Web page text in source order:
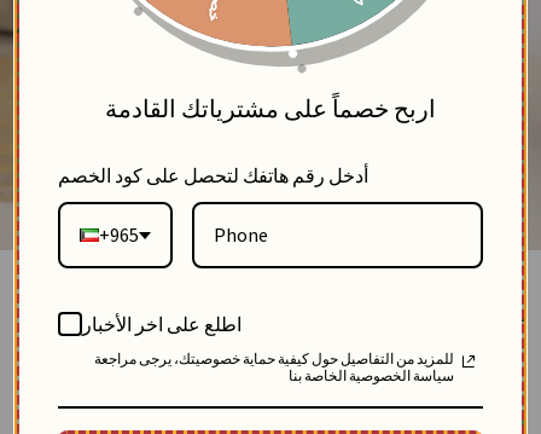
جاكيت من الكريب الفاخر-اسود-4
0
SKU: 12606-black-4
اربح خصماً على مشترياتك القادمة
أدخل رقم هاتفك لتحصل على كود الخصم
+965
اطلع على اخر الأخبار
للمزيد من التفاصيل حول كيفية حماية خصوصيتك، يرجى مراجعة
سياسة الخصوصية الخاصة بنا